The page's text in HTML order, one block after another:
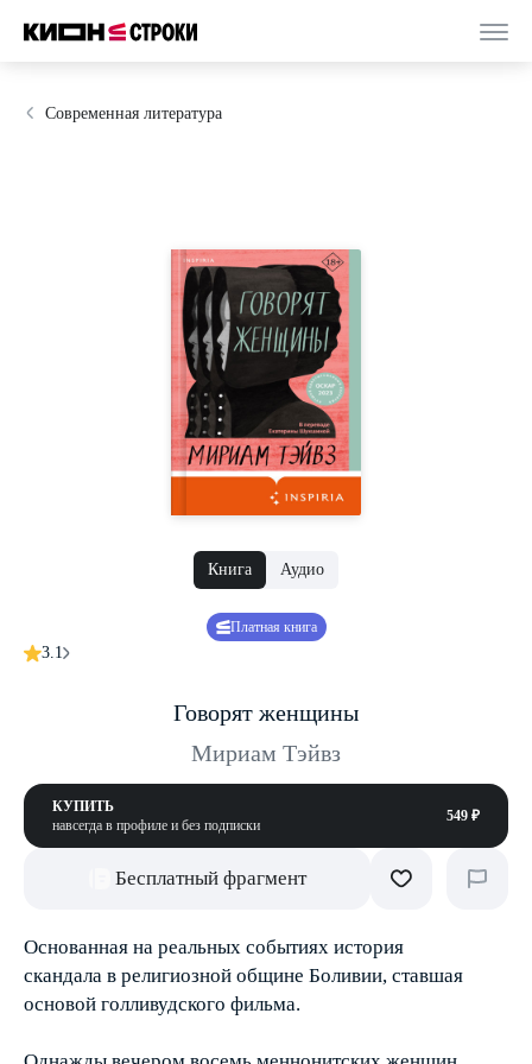
Современная литература
Книга Аудио
Платная книга
3.1
Говорят женщины
Мириам Тэйвз
КУПИТЬ
навсегда в профиле и без подписки
549 ₽
Бесплатный фрагмент
Основанная на реальных событиях история
скандала в религиозной общине Боливии, ставшая
основой голливудского фильма.